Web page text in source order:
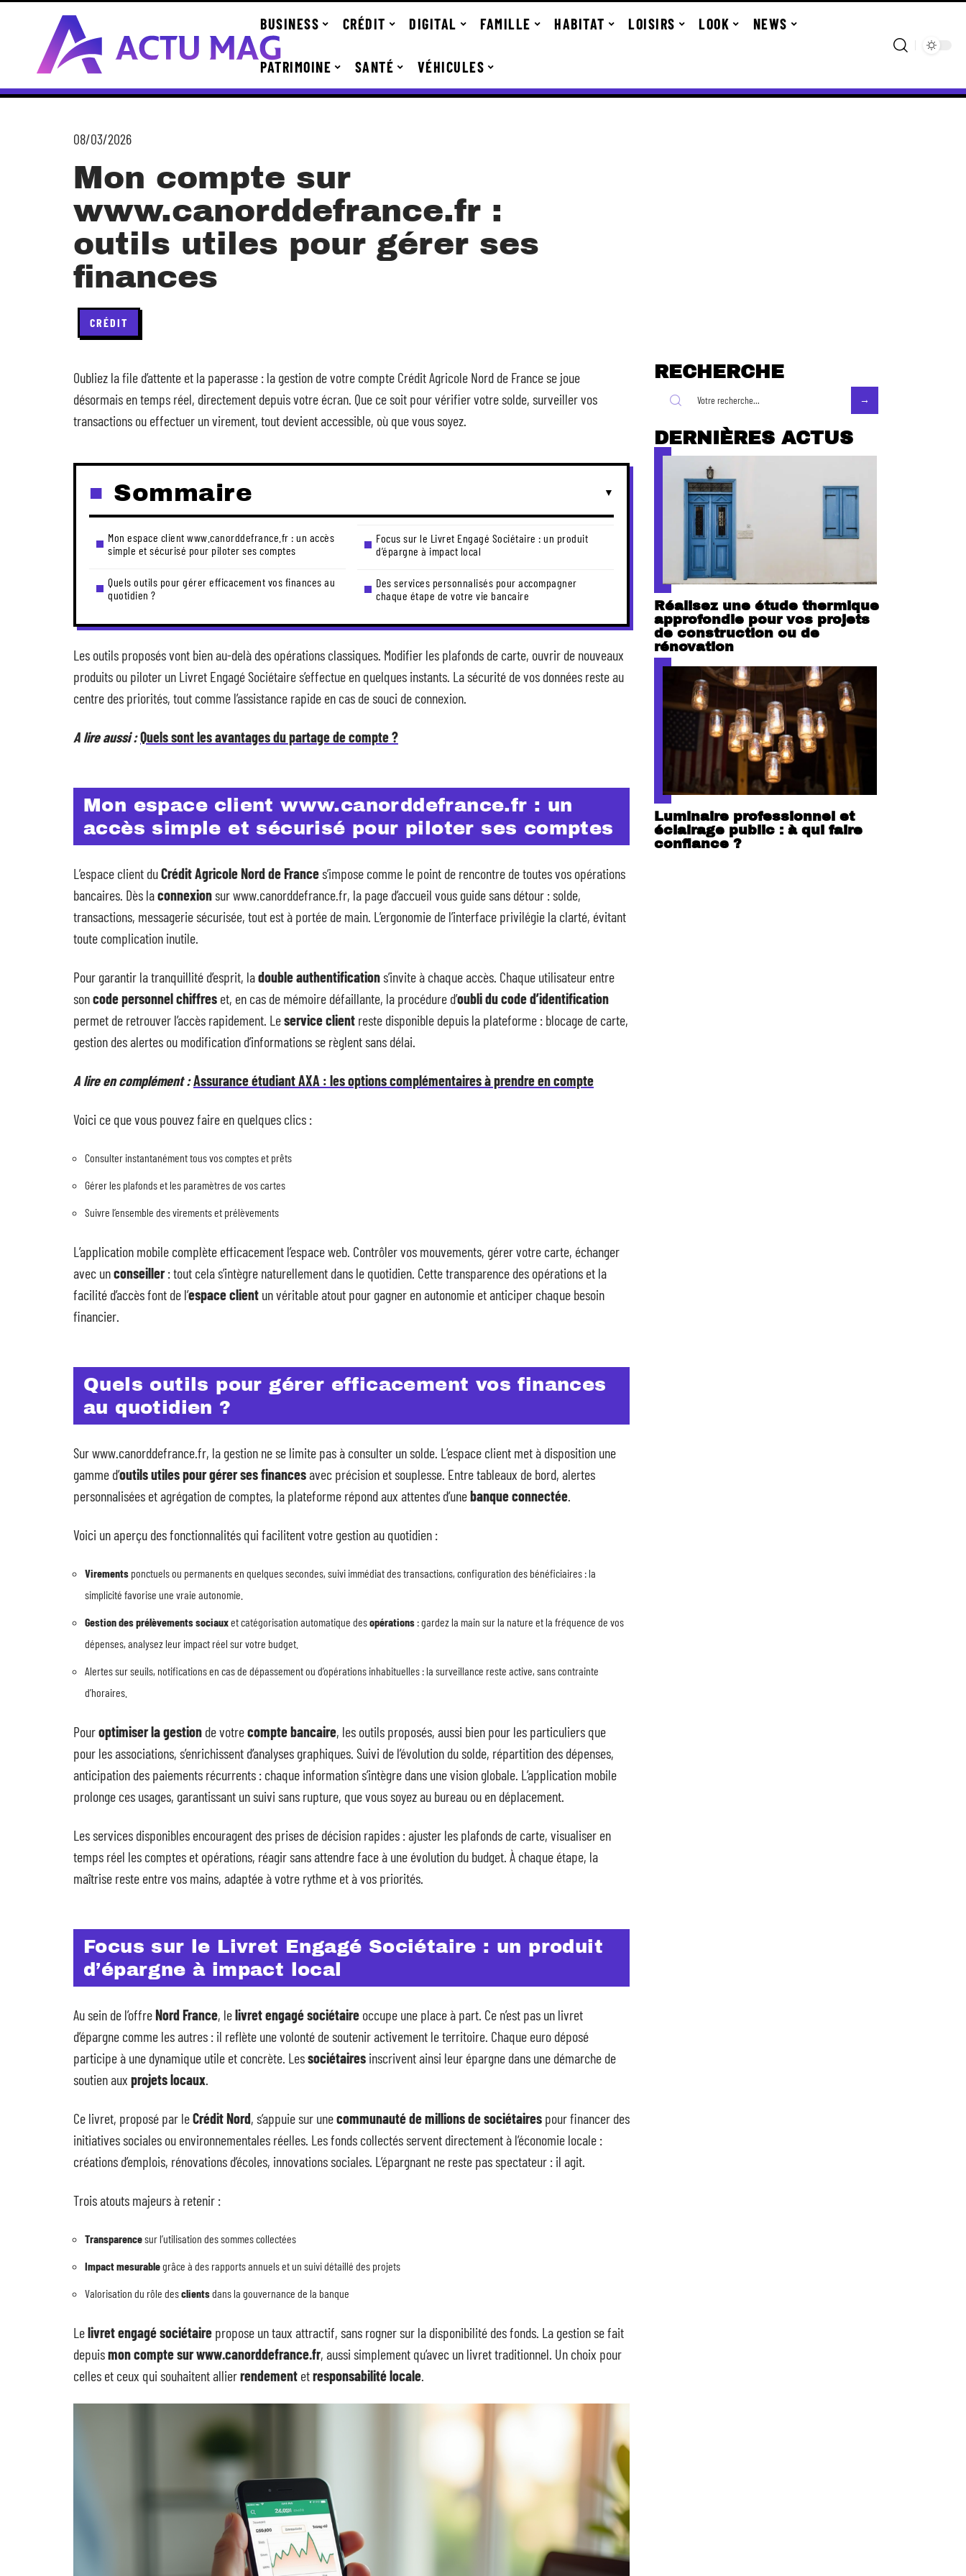
BUSINESS CRÉDIT DIGITAL FAMILLE HABITAT LOISIRS LOOK NEWS
PATRIMOINE SANTÉ VÉHICULES
08/03/2026
Mon compte sur
www.canorddefrance.fr :
outils utiles pour gérer ses
finances
CRÉDIT
Oubliez la file d’attente et la paperasse : la gestion de votre compte Crédit Agricole Nord de France se joue
désormais en temps réel, directement depuis votre écran. Que ce soit pour vérifier votre solde, surveiller vos
transactions ou effectuer un virement, tout devient accessible, où que vous soyez.
Sommaire
Mon espace client www.canorddefrance.fr : un accès
simple et sécurisé pour piloter ses comptes
Quels outils pour gérer efficacement vos finances au
quotidien ?
Focus sur le Livret Engagé Sociétaire : un produit
d’épargne à impact local
Des services personnalisés pour accompagner
chaque étape de votre vie bancaire
Les outils proposés vont bien au-delà des opérations classiques. Modifier les plafonds de carte, ouvrir de nouveaux
produits ou piloter un Livret Engagé Sociétaire s’effectue en quelques instants. La sécurité de vos données reste au
centre des priorités, tout comme l’assistance rapide en cas de souci de connexion.
A lire aussi :Quels sont les avantages du partage de compte ?
Mon espace client www.canorddefrance.fr : un
accès simple et sécurisé pour piloter ses comptes
L’espace client duCrédit Agricole Nord de Frances’impose comme le point de rencontre de toutes vos opérations
bancaires. Dès laconnexionsur www.canorddefrance.fr, la page d’accueil vous guide sans détour : solde,
transactions, messagerie sécurisée, tout est à portée de main. L’ergonomie de l’interface privilégie la clarté, évitant
toute complication inutile.
Pour garantir la tranquillité d’esprit, ladouble authentifications’invite à chaque accès. Chaque utilisateur entre
soncode personnel chiffres et, en cas de mémoire défaillante, la procédure d’oubli du code d’identification
permet de retrouver l’accès rapidement. Leservice client reste disponible depuis la plateforme : blocage de carte,
gestion des alertes ou modification d’informations se règlent sans délai.
A lire en complément :Assurance étudiant AXA : les options complémentaires à prendre en compte
Voici ce que vous pouvez faire en quelques clics :
Consulter instantanément tous vos comptes et prêts
Gérer les plafonds et les paramètres de vos cartes
Suivre l’ensemble des virements et prélèvements
L’application mobile complète efficacement l’espace web. Contrôler vos mouvements, gérer votre carte, échanger
avec unconseiller: tout cela s’intègre naturellement dans le quotidien. Cette transparence des opérations et la
facilité d’accès font de l’espace client un véritable atout pour gagner en autonomie et anticiper chaque besoin
financier.
Quels outils pour gérer efficacement vos finances
au quotidien ?
Sur www.canorddefrance.fr, la gestion ne se limite pas à consulter un solde. L’espace client met à disposition une
gamme d’outils utiles pour gérer ses financesavec précision et souplesse. Entre tableaux de bord, alertes
personnalisées et agrégation de comptes, la plateforme répond aux attentes d’unebanque connectée.
Voici un aperçu des fonctionnalités qui facilitent votre gestion au quotidien :
Virements ponctuels ou permanents en quelques secondes, suivi immédiat des transactions, configuration des bénéficiaires : la
simplicité favorise une vraie autonomie.
Gestion des prélèvements sociauxet catégorisation automatique desopérations : gardez la main sur la nature et la fréquence de vos
dépenses, analysez leur impact réel sur votre budget.
Alertes sur seuils, notifications en cas de dépassement ou d’opérations inhabituelles : la surveillance reste active, sans contrainte
d’horaires.
Pouroptimiser la gestion de votrecompte bancaire, les outils proposés, aussi bien pour les particuliers que
pour les associations, s’enrichissent d’analyses graphiques. Suivi de l’évolution du solde, répartition des dépenses,
anticipation des paiements récurrents : chaque information s’intègre dans une vision globale. L’application mobile
prolonge ces usages, garantissant un suivi sans rupture, que vous soyez au bureau ou en déplacement.
Les services disponibles encouragent des prises de décision rapides : ajuster les plafonds de carte, visualiser en
temps réel les comptes et opérations, réagir sans attendre face à une évolution du budget. À chaque étape, la
maîtrise reste entre vos mains, adaptée à votre rythme et à vos priorités.
Focus sur le Livret Engagé Sociétaire : un produit
d’épargne à impact local
Au sein de l’offreNord France, lelivret engagé sociétaire occupe une place à part. Ce n’est pas un livret
d’épargne comme les autres : il reflète une volonté de soutenir activement le territoire. Chaque euro déposé
participe à une dynamique utile et concrète. Lessociétaires inscrivent ainsi leur épargne dans une démarche de
soutien aux projets locaux.
Ce livret, proposé par leCrédit Nord, s’appuie sur unecommunauté de millions de sociétaires pour financer des
initiatives sociales ou environnementales réelles. Les fonds collectés servent directement à l’économie locale :
créations d’emplois, rénovations d’écoles, innovations sociales. L’épargnant ne reste pas spectateur : il agit.
Trois atouts majeurs à retenir :
Transparencesur l’utilisation des sommes collectées
Impact mesurablegrâce à des rapports annuels et un suivi détaillé des projets
Valorisation du rôle desclientsdans la gouvernance de la banque
Lelivret engagé sociétaire propose un taux attractif, sans rogner sur la disponibilité des fonds. La gestion se fait
depuismon compte sur www.canorddefrance.fr, aussi simplement qu’avec un livret traditionnel. Un choix pour
celles et ceux qui souhaitent allierrendement etresponsabilité locale.
RECHERCHE
DERNIÈRES ACTUS
Réalisez une étude thermique
approfondie pour vos projets
de construction ou de
rénovation
Luminaire professionnel et
éclairage public : à qui faire
confiance ?